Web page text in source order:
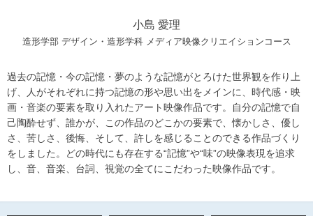
小島 愛理
造形学部 デザイン・造形学科 メディア映像クリエイションコース
過去の記憶・今の記憶・夢のような記憶がとろけた世界観を作り上
げ、人がそれぞれに持つ記憶の形や思い出をメインに、時代感・映
画・音楽の要素を取り入れたアート映像作品です。自分の記憶で自
己陶酔せず、誰かが、この作品のどこかの要素で、懐かしさ、優し
さ、苦しさ、後悔、そして、許しを感じることのできる作品づくり
をしました。どの時代にも存在する“記憶”や“味”の映像表現を追求
し、音、音楽、台詞、視覚の全てにこだわった映像作品です。